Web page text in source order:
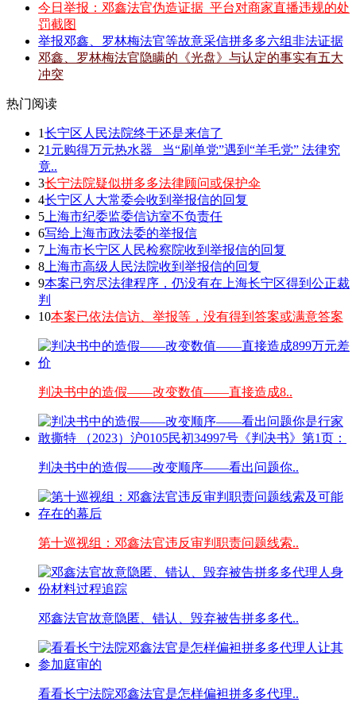
今日举报：邓鑫法官伪造证据_平台对商家直播违规的处
罚截图
举报邓鑫、罗林梅法官等故意采信拼多多六组非法证据
邓鑫、罗林梅法官隐瞒的《光盘》与认定的事实有五大
冲突
热门阅读
1长宁区人民法院终于还是来信了
21元购得万元热水器 _当“刷单党”遇到“羊毛党” 法律究
竟..
3长宁法院疑似拼多多法律顾问或保护伞
4长宁区人大常委会收到举报信的回复
5 上海市纪委监委信访室不负责任
6写给上海市政法委的举报信
7 上海市长宁区人民检察院收到举报信的回复
8 上海市高级人民法院收到举报信的回复
9本案已穷尽法律程序，仍没有在上海长宁区得到公正裁
判
10本案已依法信访、举报等，没有得到答案或满意答案
判决书中的造假——改变数值——直接造成8..
判决书中的造假——改变顺序——看出问题你..
第十巡视组：邓鑫法官违反审判职责问题线索..
邓鑫法官故意隐匿、错认、毁弃被告拼多多代..
看看长宁法院邓鑫法官是怎样偏袒拼多多代理..